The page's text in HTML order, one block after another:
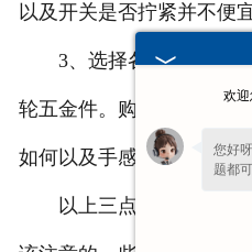
以及开关是否拧紧并不便宜
3、选择各种具有良好
轮五金件。购买时，主要
如何以及手感是否光滑。
以上三点是我们在购买
欢
您好
题都